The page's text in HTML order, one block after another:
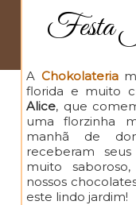
Festa
A Chokolateria
florida e muito
Alice, que
uma florzinha
manhã de
receberam
muito
nossos
este lindo jardim!